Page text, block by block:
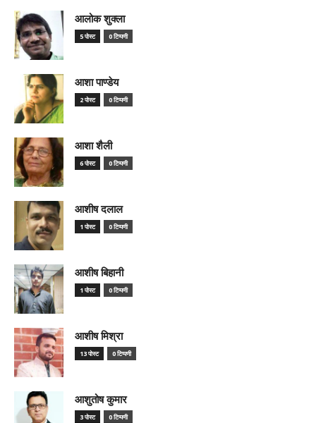
आलोक शुक्ला
5 पोस्ट 0 टिप्पणी
आशा पाण्डेय
2 पोस्ट 0 टिप्पणी
आशा शैली
6 पोस्ट 0 टिप्पणी
आशीष दलाल
1 पोस्ट 0 टिप्पणी
आशीष बिहानी
1 पोस्ट 0 टिप्पणी
आशीष मिश्रा
13 पोस्ट 0 टिप्पणी
आशुतोष कुमार
3 पोस्ट 0 टिप्पणी